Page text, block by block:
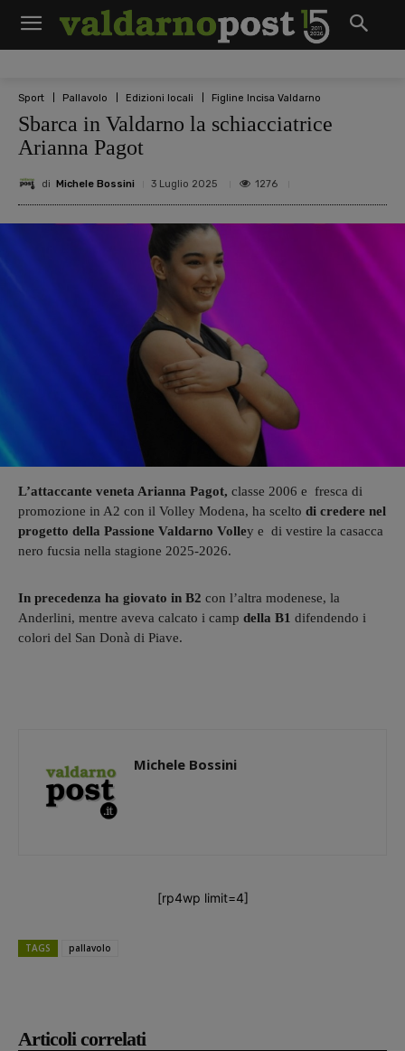
Sport Pallavolo Edizioni locali Figline Incisa Valdarno
Sbarca in Valdarno la schiacciatrice
Arianna Pagot
di Michele Bossini 3 Luglio 2025 1276
Articoli correlati
L’attaccante veneta Arianna Pagot, classe 2006 e fresca di
promozione in A2 con il Volley Modena, ha scelto di credere nel
progetto della Passione Valdarno Volley e di vestire la casacca
nero fucsia nella stagione 2025-2026.
In precedenza ha giovato in B2 con l’altra modenese, la
Anderlini, mentre aveva calcato i camp della B1 difendendo i
colori del San Donà di Piave.
Michele Bossini
[rp4wp limit=4]
TAGS pallavolo